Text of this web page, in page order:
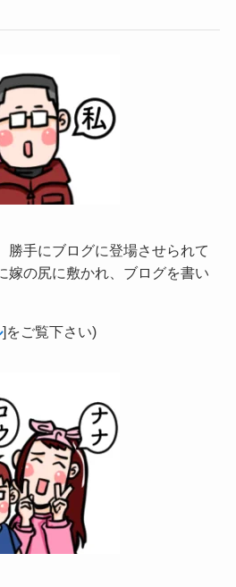
勝手にブログに登場させられて
嫁の尻に敷かれ、ブログを書い
]をご覧下さい)